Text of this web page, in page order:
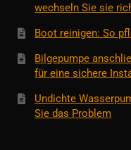
wechseln Sie sie
Boot reinigen: So
Bilgepumpe
für eine sichere
Undichte
Sie das Problem